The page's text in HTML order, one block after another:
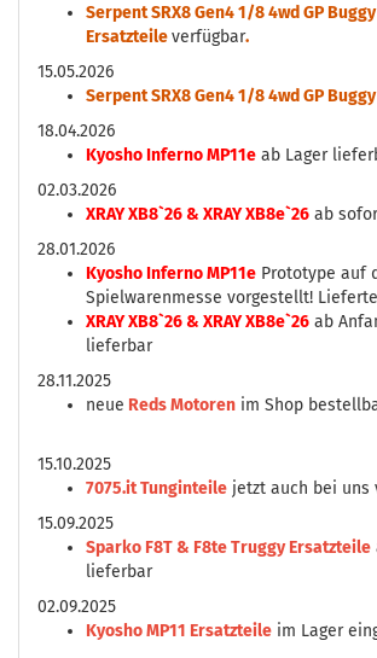
Serpent SRX8 Gen4 1/8 4wd GP Buggy
Ersatzteileverfügbar.
15.05.2026
Serpent SRX8 Gen4 1/8 4wd GP Buggy
18.04.2026
Kyosho Inferno MP11e ab Lager
02.03.2026
XRAY XB8`26 & XRAY XB8e`26 ab
28.01.2026
Kyosho Inferno MP11e Prototype auf
Spielwarenmesse vorgestellt!
XRAY XB8`26 & XRAY XB8e`26 ab
lieferbar
28.11.2025
neue Reds Motoren im Shop
15.10.2025
7075.it Tunginteile jetzt auch bei uns
15.09.2025
Sparko F8T & F8te Truggy Ersatzteile
lieferbar
02.09.2025
Kyosho MP11 Ersatzteile im Lager